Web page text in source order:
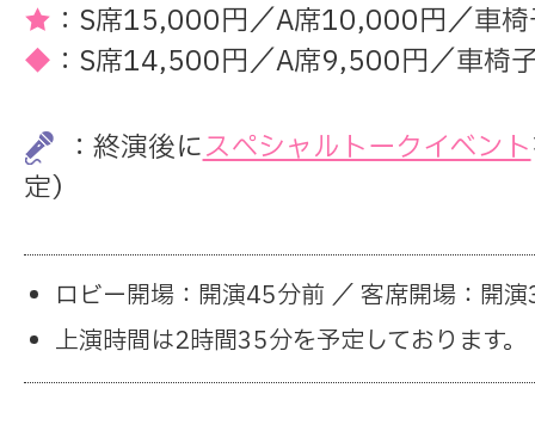
★ ：S席15,000円／A席10,000円／
◆ ：S席14,500円／A席9,500円／車椅
：終演後にスペシャルトークイベント
定）
ロビー開場：開演45分前 ／ 客席開場：開
上演時間は2時間35分を予定しております。